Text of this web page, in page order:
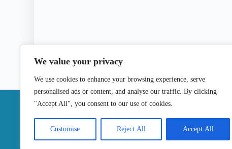
We value your privacy
We use cookies to enhance your browsing experience, serve
personalised ads or content, and analyse our traffic. By clicking
"Accept All", you consent to our use of cookies.
Customise Reject All Accept All
|